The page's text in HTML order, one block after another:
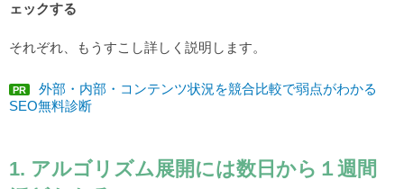
ェックする
それぞれ、もうすこし詳しく説明します。
PR
外部・内部・コンテンツ状況を競合比較で弱点がわかる
SEO無料診断
1. アルゴリズム展開には数日から１週間